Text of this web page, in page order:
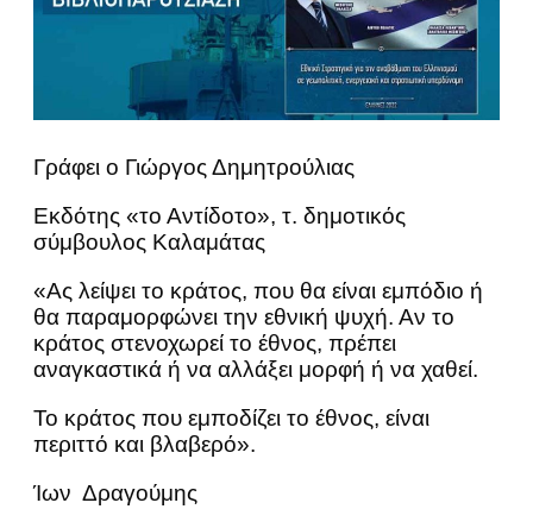
Γράφει ο Γιώργος Δημητρούλιας
Εκδότης «το Αντίδοτο», τ. δημοτικός
σύμβουλος Καλαμάτας
«Ας λείψει το κράτος, που θα είναι εμπόδιο ή
θα παραμορφώνει την εθνική ψυχή. Αν το
κράτος στενοχωρεί το έθνος, πρέπει
αναγκαστικά ή να αλλάξει μορφή ή να χαθεί.
Το κράτος που εμποδίζει το έθνος, είναι
περιττό και βλαβερό».
Ίων Δραγούμης